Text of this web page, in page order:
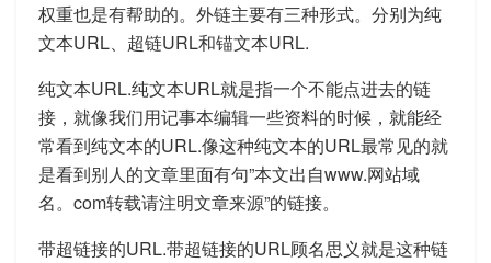
权重也是有帮助的。外链主要有三种形式。分别为纯
文本URL、超链URL和锚文本URL.
纯文本URL.纯文本URL就是指一个不能点进去的链
接，就像我们用记事本编辑一些资料的时候，就能经
常看到纯文本的URL.像这种纯文本的URL最常见的就
是看到别人的文章里面有句”本文出自www.网站域
名。com转载请注明文章来源”的链接。
带超链接的URL.带超链接的URL顾名思义就是这种链